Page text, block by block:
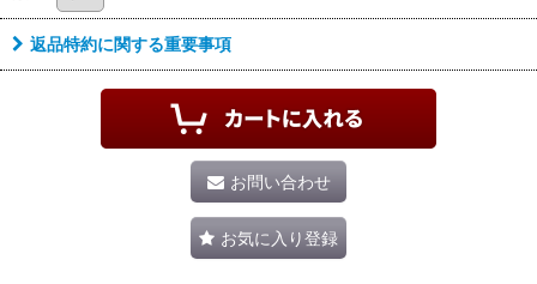
返品特約に関する重要事項
お問い合わせ
お気に入り登録